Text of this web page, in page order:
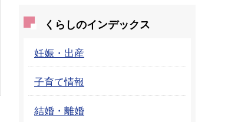
くらしのインデックス
妊娠・出産
子育て情報
結婚・離婚